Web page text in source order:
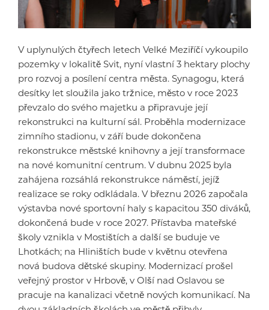
V uplynulých čtyřech letech Velké Meziříčí vykoupilo
pozemky v lokalitě Svit, nyní vlastní 3 hektary plochy
pro rozvoj a posílení centra města. Synagogu, která
desítky let sloužila jako tržnice, město v roce 2023
převzalo do svého majetku a připravuje její
rekonstrukci na kulturní sál. Proběhla modernizace
zimního stadionu, v září bude dokončena
rekonstrukce městské knihovny a její transformace
na nové komunitní centrum. V dubnu 2025 byla
zahájena rozsáhlá rekonstrukce náměstí, jejíž
realizace se roky odkládala. V březnu 2026 započala
výstavba nové sportovní haly s kapacitou 350 diváků,
dokončená bude v roce 2027. Přístavba mateřské
školy vznikla v Mostištích a další se buduje ve
Lhotkách; na Hliništích bude v květnu otevřena
nová budova dětské skupiny. Modernizací prošel
veřejný prostor v Hrbově, v Olší nad Oslavou se
pracuje na kanalizaci včetně nových komunikací. Na